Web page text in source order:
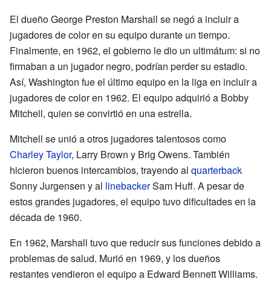
El dueño George Preston Marshall se negó a incluir a
jugadores de color en su equipo durante un tiempo.
Finalmente, en 1962, el gobierno le dio un ultimátum: si no
firmaban a un jugador negro, podrían perder su estadio.
Así, Washington fue el último equipo en la liga en incluir a
jugadores de color en 1962. El equipo adquirió a Bobby
Mitchell, quien se convirtió en una estrella.
Mitchell se unió a otros jugadores talentosos como
Charley Taylor, Larry Brown y Brig Owens. También
hicieron buenos intercambios, trayendo al quarterback
Sonny Jurgensen y al linebackerSam Huff. A pesar de
estos grandes jugadores, el equipo tuvo dificultades en la
década de 1960.
En 1962, Marshall tuvo que reducir sus funciones debido a
problemas de salud. Murió en 1969, y los dueños
restantes vendieron el equipo a Edward Bennett Williams.